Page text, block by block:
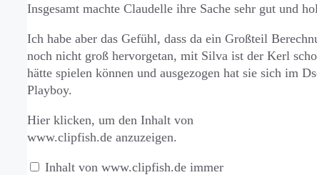
Insgesamt machte Claudelle ihre Sache sehr gut und
Ich habe aber das Gefühl, dass da ein Großteil
noch nicht groß hervorgetan, mit Silva ist der Kerl
hätte spielen können und ausgezogen hat sie sich im
Playboy.
Inhalt
von
www.clipfish.de
anzeigen
Hier klicken, um den Inhalt von
www.clipfish.de anzuzeigen.
Inhalt von www.clipfish.de immer